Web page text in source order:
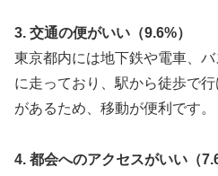
3. 交通の便がいい（9.6%）
東京都内には地下鉄や電車、
に走っており、駅から徒歩で
があるため、移動が便利です。
4. 都会へのアクセスがいい（